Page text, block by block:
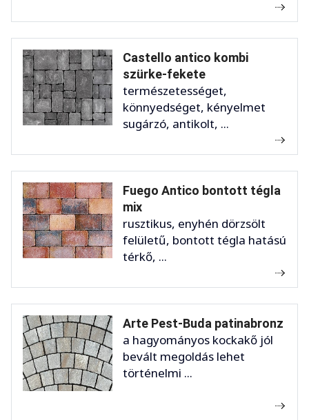
Castello antico kombi
szürke-fekete
természetességet,
könnyedséget, kényelmet
sugárzó, antikolt, ...
Fuego Antico bontott tégla
mix
rusztikus, enyhén dörzsölt
felületű, bontott tégla hatású
térkő, ...
Arte Pest-Buda patinabronz
a hagyományos kockakő jól
bevált megoldás lehet
történelmi ...